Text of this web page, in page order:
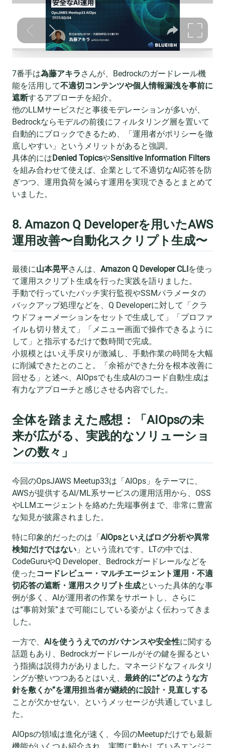
7番手は為藤アキラ さんが、Bedrockのガードレール機
能を活用して不適切コンテンツや個人情報漏洩を事前に
遮断するアプローチを紹介。
他のLLMサービスだと事後モデレーションが多いが、
Bedrockならモデルの前後にフィルタリング層を置いて
自動的にブロックできるため、「運用者がポリシーを徹
底しやすい」というメリットがあると強調。
具体的にはDenied TopicsやSensitive Information Filters
を組み合わせて使えば、企業として不適切なAI応答を防
ぎつつ、運用負荷を減らす運用を実現できるとまとめて
いました。
8. Amazon Q Developerを用いたAWS
運用改善〜自動化スクリプト生成〜
最後に山本晃平さんは、 Amazon Q Developer CLI を使っ
て運用スクリプト生成を行った実践を語りました。
手動で行っていたバッチ実行監視やSSMパラメータの
バックアップ処理などを、Q Developerに対して「クラ
ウドフォーメーションをセットで生成して」「プロファ
イルも切り替えて」「メニュー画面で操作できるように
して」と指示するだけで数時間で完成。
小規模とはいえ手戻りが激減し、手動作業の時間を大幅
に削減できたとのこと。「余裕ができた分を根本改善に
回せる」と述べ、AIOpsでも生成AIのコード自動生成は
有力なアプローチと感じさせる内容でした。
全体を踏まえた感想：「AIOpsの未
来が広がる、実践的なソリューショ
ンの数々」
今回のOpsJAWS Meetup33は「AIOps」をテーマに、
AWSが提供するAI/ML系サービスの運用活用から、OSS
やLLMエージェントを絡めた先端事例まで、非常に豊富
な知見が披露されました。
特に印象的だったのは「 AIOpsといえばログ分析や異常
検知だけではない 」という流れです。LTの中では、
CodeGuruやQ Developer、Bedrockガードレールなどを
使った コードレビュー・マルチエージェント運用・不適
切応答の遮断・運用スクリプト生成といった具体的な事
例が多く、AIが運用者の作業をサポートし、さらに
は“事前対策”まで可能にしている姿がよく伝わってきま
した。
一方で、 AIを使ううえでのガバナンスや安全性に関する
話題もあり、Bedrockガードレールがその鍵を握るとい
う指摘は説得力がありました。マネージドなフィルタリ
ングが整いつつあるとはいえ、 最終的に“どのような方
針を敷くか”を運用担当者が継続的に設計・見直しする
ことが欠かせない、というメッセージが共通していまし
た。
AIOpsの領域は進化が速く、今回のMeetupだけでも最新